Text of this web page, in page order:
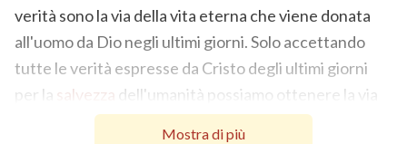
verità sono la via della vita eterna che viene donata
all'uomo da Dio negli ultimi giorni. Solo accettando
tutte le verità espresse da Cristo degli ultimi giorni
per la salvezza dell'umanità possiamo ottenere la via
della vita eterna. Proprio come dice Dio, “Il Cristo
Mostra di più